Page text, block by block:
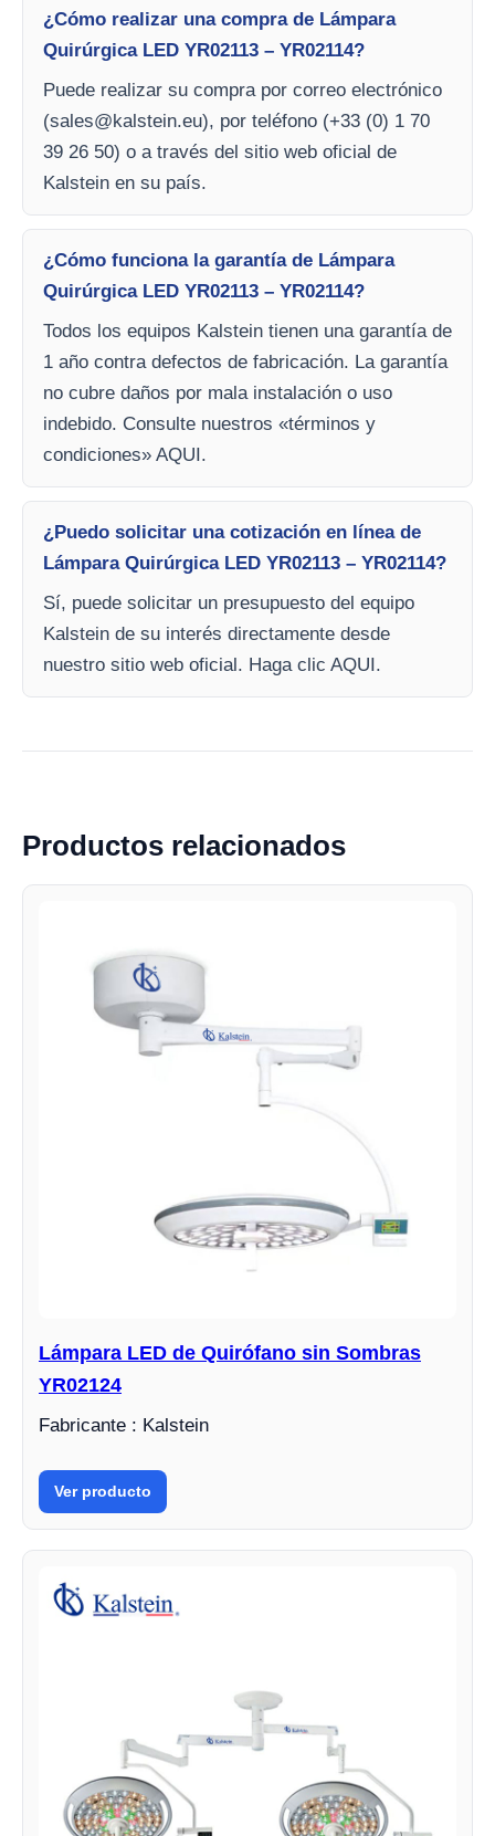
¿Cómo realizar una compra de Lámpara
Quirúrgica LED YR02113 – YR02114?
Puede realizar su compra por correo electrónico
(sales@kalstein.eu), por teléfono (+33 (0) 1 70
39 26 50) o a través del sitio web oficial de
Kalstein en su país.
¿Cómo funciona la garantía de Lámpara
Quirúrgica LED YR02113 – YR02114?
Todos los equipos Kalstein tienen una garantía de
1 año contra defectos de fabricación. La garantía
no cubre daños por mala instalación o uso
indebido. Consulte nuestros «términos y
condiciones» AQUI.
¿Puedo solicitar una cotización en línea de
Lámpara Quirúrgica LED YR02113 – YR02114?
Sí, puede solicitar un presupuesto del equipo
Kalstein de su interés directamente desde
nuestro sitio web oficial. Haga clic AQUI.
Productos relacionados
Lámpara LED de Quirófano sin Sombras
YR02124
Fabricante : Kalstein
Ver producto